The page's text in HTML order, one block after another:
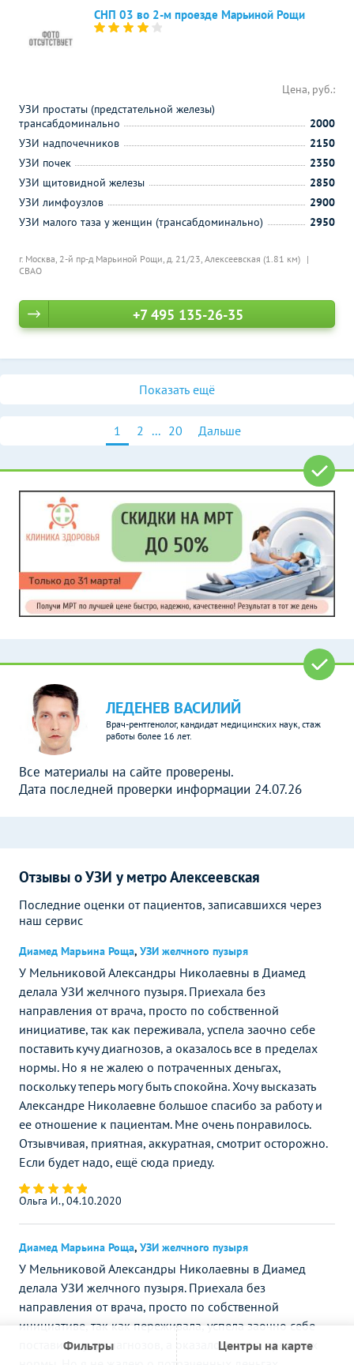
Фильтры Центры на карте
СНП 03 во 2-м проезде Марьиной Рощи
г. Москва, 2-й пр-д Марьиной Рощи, д. 21/23, Алексеевская (1.81 км)
СВАО
Цена, руб.:
УЗИ простаты (предстательной железы)
трансабдоминально
2000
УЗИ надпочечников
2150
УЗИ почек
2350
УЗИ щитовидной железы
2850
УЗИ лимфоузлов
2900
УЗИ малого таза у женщин (трансабдоминально)
2950
+7 495 135-26-35
Показать ещё
1 2 ... 20 Дальше
ЛЕДЕНЕВ ВАСИЛИЙ
Врач-рентгенолог, кандидат медицинских наук, стаж
работы более 16 лет.
Все материалы на сайте проверены.
Дата последней проверки информации 24.07.26
Отзывы о УЗИ у метро Алексеевская
Последние оценки от пациентов, записавшихся через
наш сервис
Диамед Марьина Роща, УЗИ желчного пузыря
У Мельниковой Александры Николаевны в Диамед
делала УЗИ желчного пузыря. Приехала без
направления от врача, просто по собственной
инициативе, так как переживала, успела заочно себе
поставить кучу диагнозов, а оказалось все в пределах
нормы. Но я не жалею о потраченных деньгах,
поскольку теперь могу быть спокойна. Хочу высказать
Александре Николаевне большое спасибо за работу и
ее отношение к пациентам. Мне очень понравилось.
Отзывчивая, приятная, аккуратная, смотрит осторожно.
Если будет надо, ещё сюда приеду.
Ольга И., 04.10.2020
Диамед Марьина Роща, УЗИ желчного пузыря
У Мельниковой Александры Николаевны в Диамед
делала УЗИ желчного пузыря. Приехала без
направления от врача, просто по собственной
инициативе, так как переживала, успела заочно себе
поставить кучу диагнозов, а оказалось все в пределах